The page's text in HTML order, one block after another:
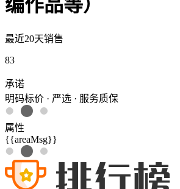
编作品等）
最近20天销售
83
承诺
明码标价 · 严选 · 服务质保
属性
{{areaMsg}}